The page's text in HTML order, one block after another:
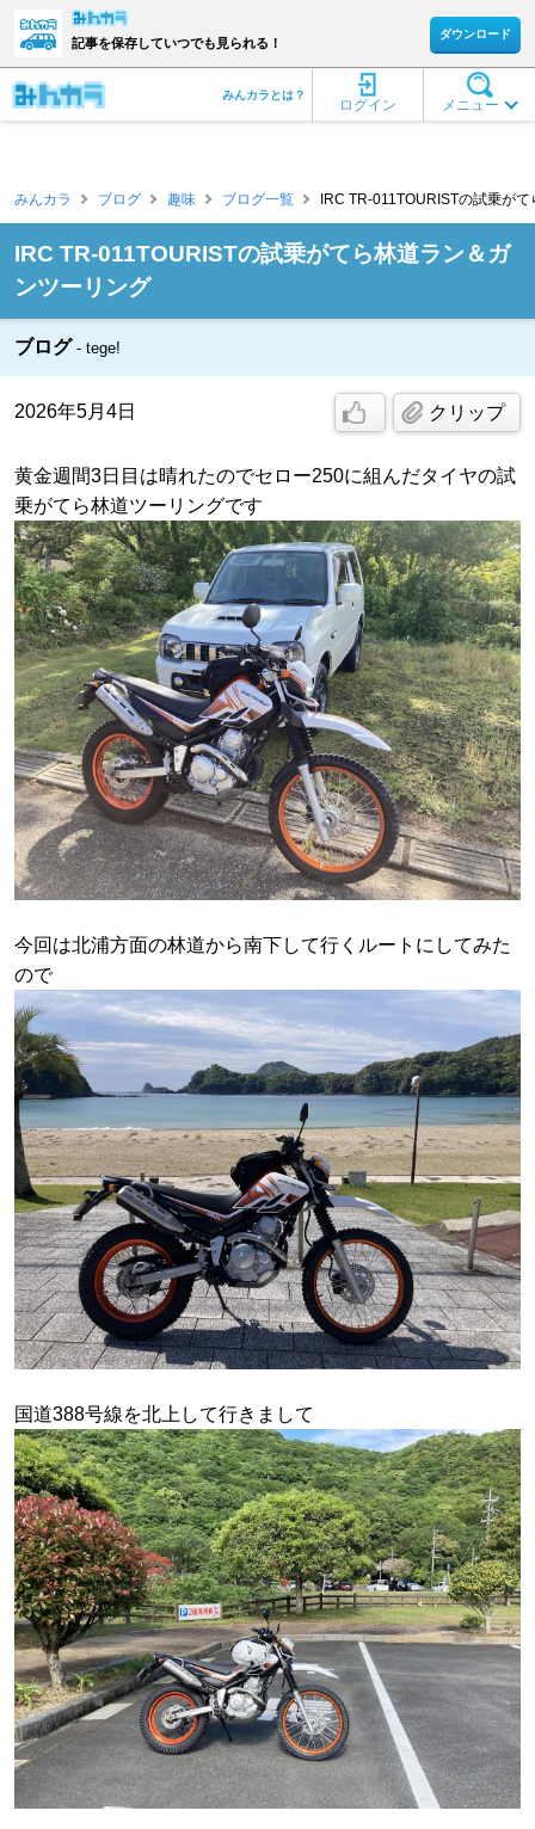
記事を保存していつでも見られる！
ダウンロード
メニュー
ログイン
みんカラとは？
みんカラ ブログ 趣味 ブログ一覧 IRC TR-011TOURISTの試乗が
IRC TR-011TOURISTの試乗がてら林道ラン＆ガ
ンツーリング
ブログ tege!
2026年5月4日 クリップ
黄金週間3日目は晴れたのでセロー250に組んだタイヤの試
乗がてら林道ツーリングです
今回は北浦方面の林道から南下して行くルートにしてみた
ので
国道388号線を北上して行きまして